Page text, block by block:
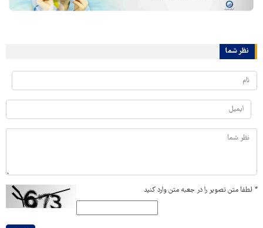
نظر شما
* لطفا متن تصویر را در جعبه متن وارد کنید